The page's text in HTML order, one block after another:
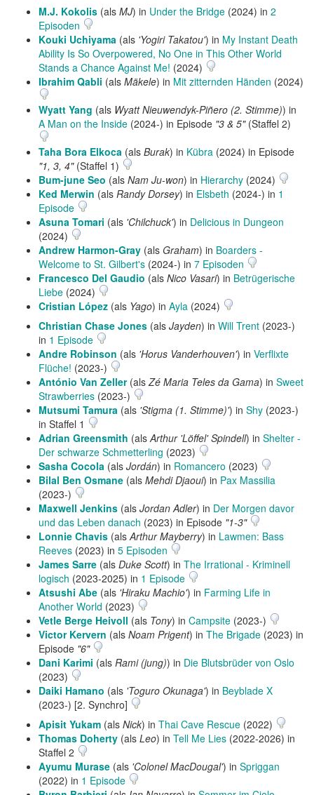
M.J. Kokolis (als MJ) in Under the Bridge (2024) in 2
Episoden
Kouki Uchiyama (als 'Yogiri Takatou') in My Instant Death
Ability Is So Overpowered, No One in This Other World
Stands a Chance Against Me! (2024)
Ibrahim Qabli (als Mäkele) in Mit zitternden Händen (2024)
Wyatt Yang (als Wyatt Nieuwendyk-Piñero (2. Stimme)) in
A Man on the Inside (2024-) in Episode "3 & 5"(Staffel 2)
Taha Bora Elkoca (als Burak) in Kübra (2024) in Episode
"1, 3, 4"(Staffel 1)
Bum-june Seo (als Nam Ju-won) in Hierarchy (2024)
Ked Merwin (als Randy Dorsey) in Elsbeth (2024-) in 1
Episode
Asuna Tomari (als 'Chilchuck') in Delicious in Dungeon
(2024)
Andrew Harmon-Gray (als Graham) in Boarders -
Welcome to St. Gilbert's (2024-) in 7 Episoden
Francesco Del Gaudio (als Nico Vasari) in Betrügerische
Liebe (2024)
Cristian López (als Yago) in Ayla (2024)
Christian Chase Jones (als Jayden) in Will Trent (2023-)
in 1 Episode
Andre Robinson (als 'Horus Vanderhouven') in Verflixte
Flüche! (2023-)
António Van Zeller(alsZé Maria Teles da Gama) in Sweet
Strawberries (2023-)
Mutsumi Tamura (als 'Stigma (1. Stimme)') in Shy (2023-)
in Staffel 1
Adrian Greensmith (alsArthur 'Löffel' Spindell) in Shelter -
Der schwarze Schmetterling (2023)
Sasha Cocola (als Jordán) in Romancero (2023)
Bilal Ben Osmane (als Mehdi Djaoui) in Pax Massilia
(2023-)
Maxwell Jenkins (als Jordan Adler) in Der Morgen davor
und das Leben danach (2023) in Episode "1-3"
Lonnie Chavis (alsArthur Mayberry) in Lawmen: Bass
Reeves (2023) in 5 Episoden
James Sarre (als Duke Scott) in The Irrational - Kriminell
logisch (2023-2025) in 1 Episode
Atsushi Abe (als 'Hiraku Machio') in Farming Life in
Another World (2023)
Vetle Berge Heivoll (als Tony) in Campsite (2023-)
Victor Kervern (als Noam Prigent) in The Brigade (2023) in
Episode "6"
Dani Karimi (als Rami (jung)) in Die Blutsbrüder von Oslo
(2023)
Daiki Hamano (als 'Toguro Okunaga') in Beyblade X
(2023-) [2. Synchro]
Apisit Yukam (als Nick) in Thai Cave Rescue (2022)
Thomas Doherty (als Leo) in Tell Me Lies (2022-2026) in
Staffel 2
Ayumu Murase (als 'Colonel MacDougal') in Spriggan
(2022) in 1 Episode